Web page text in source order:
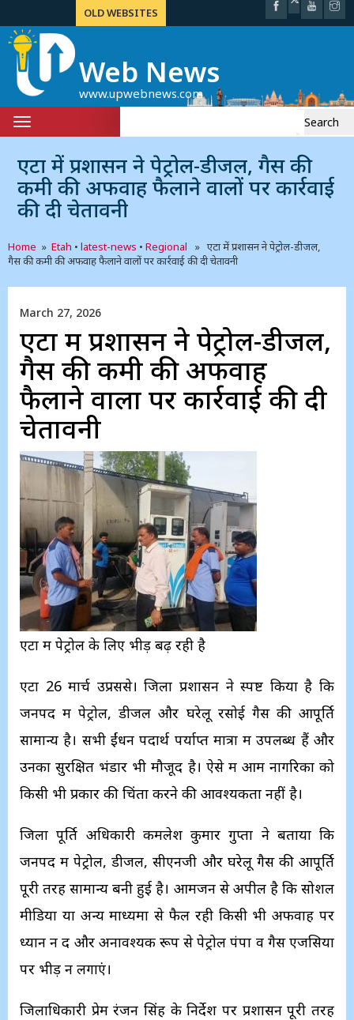
OLD WEBSITES
Web News
www.upwebnews.com
Toggle
navigation
एटा में प्रशासन ने पेट्रोल-डीजल, गैस की
कमी की अफवाह फैलाने वालों पर कार्रवाई
की दी चेतावनी
Home » Etah • latest-news • Regional » एटा में प्रशासन ने पेट्रोल-डीजल,
गैस की कमी की अफवाह फैलाने वालों पर कार्रवाई की दी चेतावनी
March 27, 2026
एटा में प्रशासन ने पेट्रोल-डीजल,
गैस की कमी की अफवाह
फैलाने वालों पर कार्रवाई की दी
चेतावनी
एटा में पेट्रोल के लिए भीड़ बढ़ रही है
एटा 26 मार्च उप्रससे। जिला प्रशासन ने स्पष्ट किया है कि
जनपद में पेट्रोल, डीजल और घरेलू रसोई गैस की आपूर्ति
सामान्य है। सभी ईंधन पदार्थ पर्याप्त मात्रा में उपलब्ध हैं और
उनका सुरक्षित भंडार भी मौजूद है। ऐसे में आम नागरिकों को
किसी भी प्रकार की चिंता करने की आवश्यकता नहीं है।
जिला पूर्ति अधिकारी कमलेश कुमार गुप्ता ने बताया कि
जनपद में पेट्रोल, डीजल, सीएनजी और घरेलू गैस की आपूर्ति
पूरी तरह सामान्य बनी हुई है। आमजन से अपील है कि सोशल
मीडिया या अन्य माध्यमों से फैल रही किसी भी अफवाह पर
ध्यान न दें और अनावश्यक रूप से पेट्रोल पंपों व गैस एजेंसियों
पर भीड़ न लगाएं।
जिलाधिकारी प्रेम रंजन सिंह के निर्देश पर प्रशासन पूरी तरह